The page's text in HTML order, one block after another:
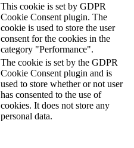
This cookie is set by GDPR
Cookie Consent plugin. The
cookie is used to store the user
consent for the cookies in the
category "Performance".
The cookie is set by the GDPR
Cookie Consent plugin and is
used to store whether or not user
has consented to the use of
cookies. It does not store any
personal data.